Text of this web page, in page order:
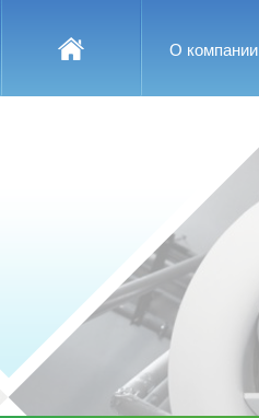
О компании